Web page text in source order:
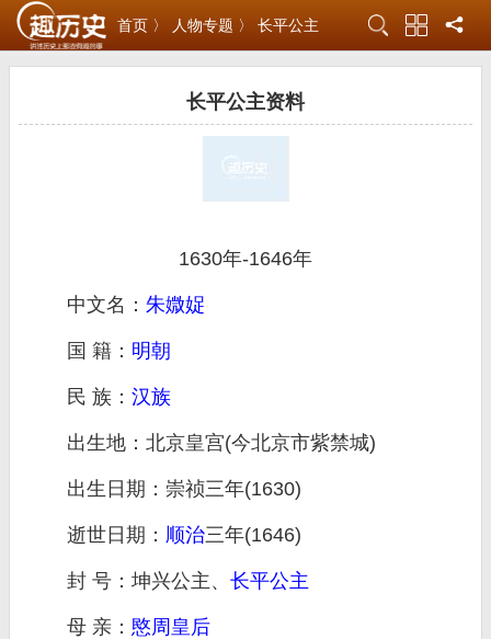
首页 〉 人物专题 〉 长平公主
长平公主资料
1630年-1646年
中文名： 朱媺娖
国 籍： 明朝
民 族： 汉族
出生地：北京皇宫(今北京市紫禁城)
出生日期：崇祯三年(1630)
逝世日期： 顺治三年(1646)
封 号：坤兴公主、 长平公主
母 亲： 愍周皇后